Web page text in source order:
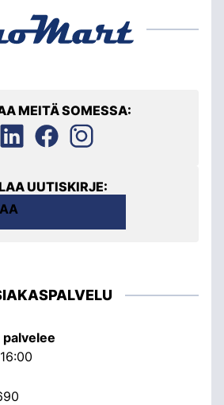
MEITÄ SOMESSA:
UUTISKIRJE: